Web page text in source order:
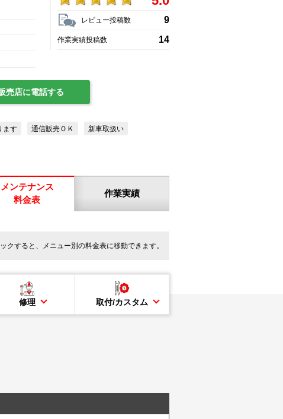
レビュー投稿数 9
作業実績投稿数 14
売店に電話する
ます 通信販売ＯＫ 新車取扱い
メンテナンス
料金表
作業実績
クすると、メニュー別の料金表に移動できます。
修理 取付/カスタム